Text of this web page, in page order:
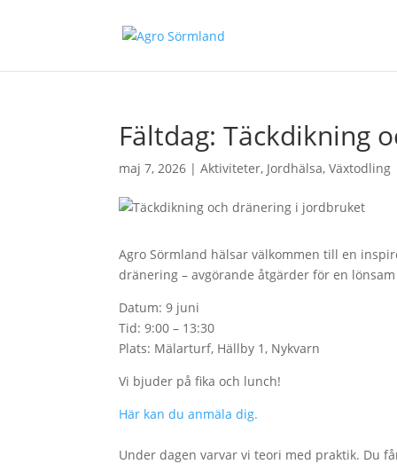
Fältdag: Täckdikning
maj 7, 2026 |Aktiviteter, Jordhälsa,Växtodling
Agro Sörmland hälsar välkommen till en
dränering – avgörande åtgärder för en
Datum: 9 juni
Tid: 9:00 – 13:30
Plats: Mälarturf, Hällby 1, Nykvarn
Vi bjuder på fika och lunch!
Här kan du anmäla dig.
Under dagen varvar vi teori med praktik. Du